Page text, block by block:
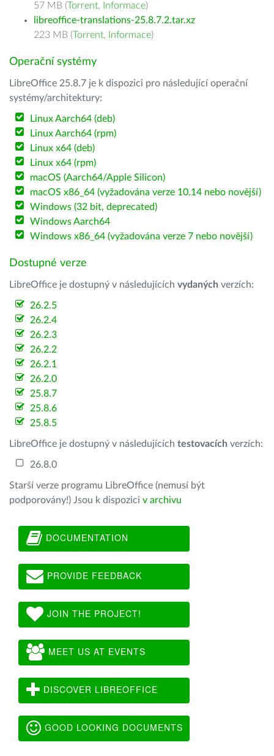
57 MB (Torrent, Informace)
libreoffice-translations-25.8.7.2.tar.xz
223 MB (Torrent, Informace)
Operační systémy
LibreOffice 25.8.7 je k dispozici pro následující operační
systémy/architektury:
Linux Aarch64 (deb)
Linux Aarch64 (rpm)
Linux x64 (deb)
Linux x64 (rpm)
macOS (Aarch64/Apple Silicon)
macOS x86_64 (vyžadována verze 10.14 nebo novější)
Windows (32 bit, deprecated)
Windows Aarch64
Windows x86_64 (vyžadována verze 7 nebo novější)
Dostupné verze
LibreOffice je dostupný v následujících vydaných verzích:
26.2.5
26.2.4
26.2.3
26.2.2
26.2.1
26.2.0
25.8.7
25.8.6
25.8.5
LibreOffice je dostupný v následujících testovacích verzích:
26.8.0
Starší verze programu LibreOffice (nemusí být
podporovány!) Jsou k dispozici v archivu
DOCUMENTATION
PROVIDE FEEDBACK
JOIN THE PROJECT!
MEET US AT EVENTS
DISCOVER LIBREOFFICE
GOOD LOOKING DOCUMENTS